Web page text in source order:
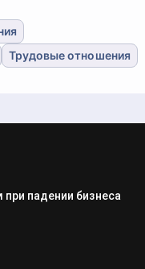
Трудовые отношения
падении бизнеса